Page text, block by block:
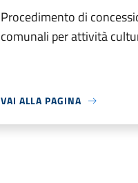
Procedimento di
comunali per attività
VAI ALLA PAGINA